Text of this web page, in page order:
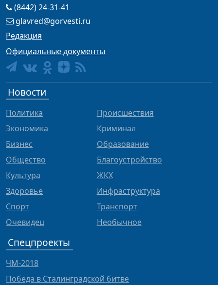
(8442) 24-31-41
glavred@gorvesti.ru
Редакция
Официальные документы
Новости
Политика
Экономика
Бизнес
Общество
Культура
Здоровье
Спорт
Очевидец
Происшествия
Криминал
Образование
Благоустройство
ЖКХ
Инфраструктура
Транспорт
Необычное
Спецпроекты
ЧМ-2018
Победа в Сталинградской битве